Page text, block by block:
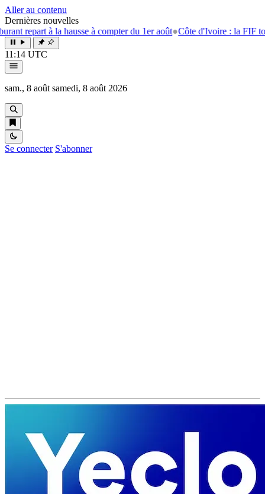
Aller au contenu
Dernières nouvelles
la hausse à compter du 1er août●Côte d'Ivoire : la FIF tourne la
11:14 UTC
sam., 8 août samedi, 8 août 2026
Se connecter S'abonner